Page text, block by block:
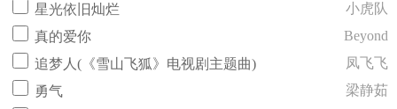
星光依旧灿烂
小虎队
真的爱你
Beyond
追梦人(《雪山飞狐》电视剧主题曲)
凤飞飞
勇气
梁静茹